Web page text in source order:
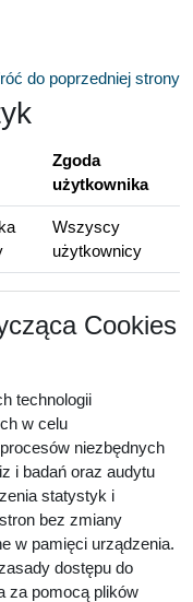
do poprzedniej strony
Zgoda
użytkownika
Wszyscy
użytkownicy
Cookies
technologii
w celu
niezbędnych
i badań oraz audytu
statystyk i
bez zmiany
w pamięci urządzenia.
dostępu do
za pomocą plików